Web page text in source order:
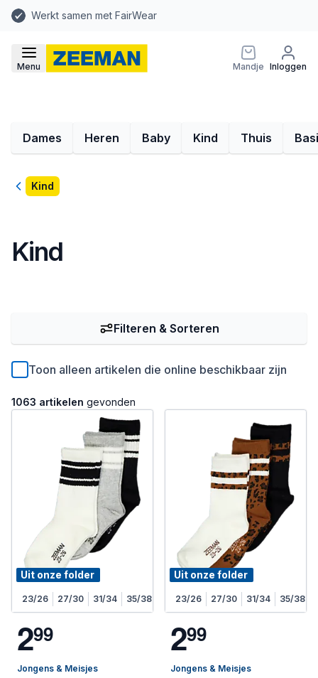
Werkt samen met FairWear
Menu Mandje Inloggen
Dames Heren Baby Kind Thuis
TerugKind
Kind
Toon alleen artikelen die online beschikbaar zijn
1063 artikelen gevonden
Filteren & Sorteren
Uit onze folder
23/26 27/30 31/34 35/38
299
Jongens & Meisjes
Uit onze folder
23/26 27/30 31/34 35/38
299
Jongens & Meisjes